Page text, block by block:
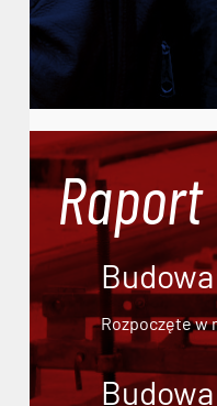
Rozpoczęte w